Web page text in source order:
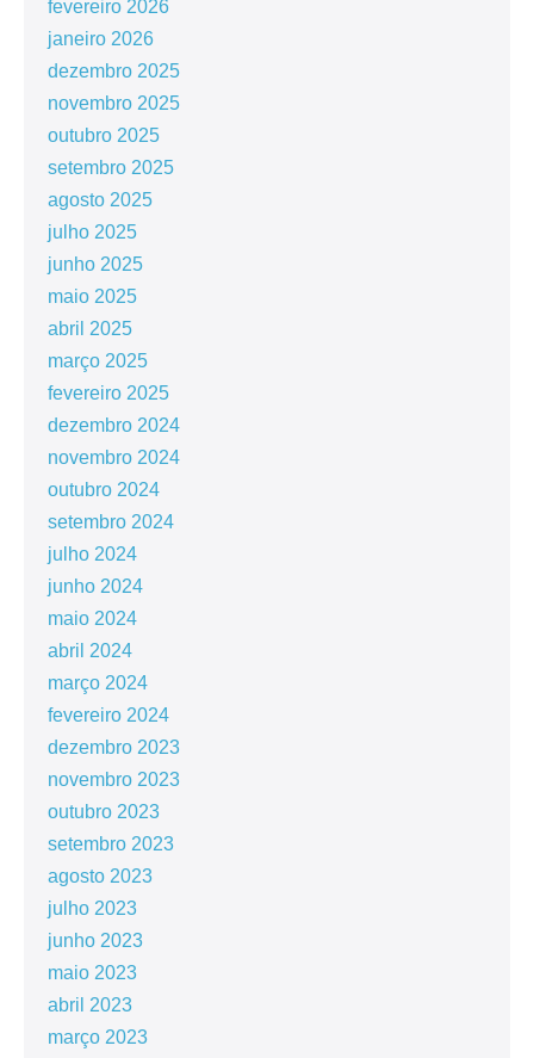
fevereiro 2026
janeiro 2026
dezembro 2025
novembro 2025
outubro 2025
setembro 2025
agosto 2025
julho 2025
junho 2025
maio 2025
abril 2025
março 2025
fevereiro 2025
dezembro 2024
novembro 2024
outubro 2024
setembro 2024
julho 2024
junho 2024
maio 2024
abril 2024
março 2024
fevereiro 2024
dezembro 2023
novembro 2023
outubro 2023
setembro 2023
agosto 2023
julho 2023
junho 2023
maio 2023
abril 2023
março 2023